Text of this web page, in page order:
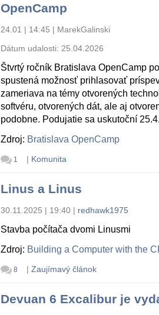
OpenCamp
24.01 | 14:45 | MarekGalinski
Dátum udalosti: 25.04.2026
Štvrtý ročník Bratislava OpenCamp
spustená možnosť prihlasovať
zameriava na témy otvorených
softvéru, otvorených dát, ale aj
podobne. Podujatie sa uskutoční
Zdroj: Bratislava OpenCamp
1 | Komunita
Linus a Linus
30.11.2025 | 19:40 | redhawk1975
Stavba počítača dvomi Linusmi
Zdroj: Building a Computer with the
8 | Zaujímavý článok
Devuan 6 Excalibur je